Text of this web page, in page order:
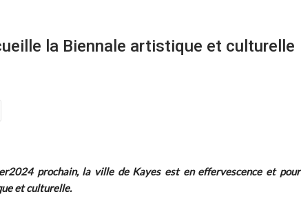
la Biennale artistique et culturelle
prochain, la ville de Kayes est en effervescence et pour
et culturelle.